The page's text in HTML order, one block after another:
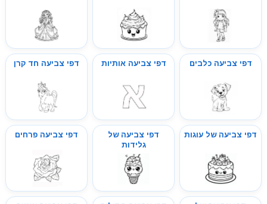
דפי צביעה כלבים דפי צביעה אותיות דפי צביעה חד קרן
דפי צביעה של עוגות
דפי צביעה של
גלידות
דפי צביעה פרחים